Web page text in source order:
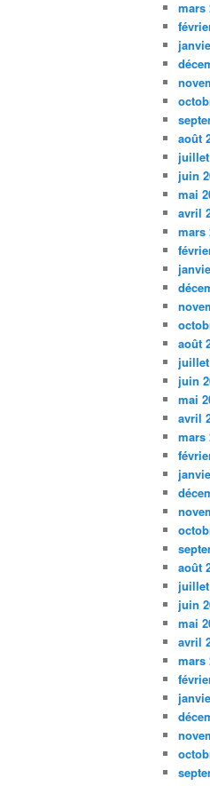
mars
août
juin
mai
avril
mars
août
juillet
juin
mai
avril
mars
août
juin
mai
avril
mars